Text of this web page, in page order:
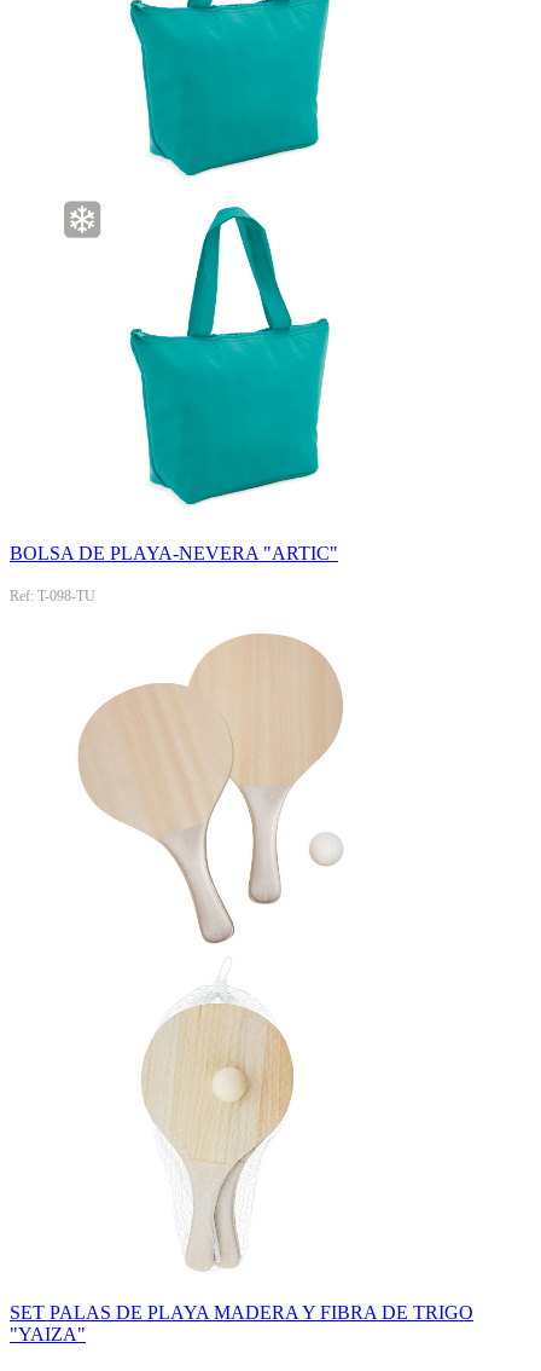
BOLSA DE PLAYA-NEVERA "ARTIC"
Ref: T-098-TU
SET PALAS DE PLAYA MADERA Y FIBRA DE TRIGO
"YAIZA"